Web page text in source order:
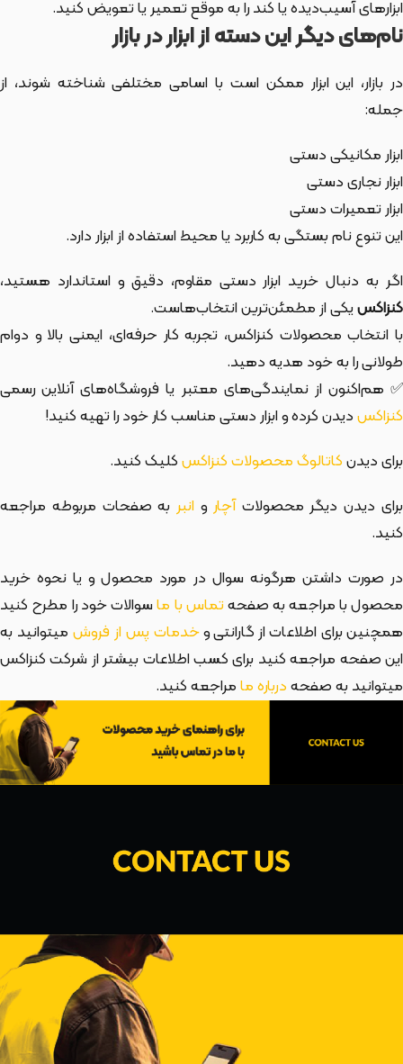
ابزارهای آسیب‌دیده یا کند را به موقع تعمیر یا تعویض کنید.
نام‌های دیگر این دسته از ابزار در بازار
در بازار، این ابزار ممکن است با اسامی مختلفی شناخته شوند، از
جمله:
ابزار مکانیکی دستی
ابزار نجاری دستی
ابزار تعمیرات دستی
این تنوع نام بستگی به کاربرد یا محیط استفاده از ابزار دارد.
اگر به دنبال خرید ابزار دستی مقاوم، دقیق و استاندارد هستید،
کنزاکسیکی از مطمئن‌ترین انتخاب‌هاست.
با انتخاب محصولات کنزاکس، تجربه کار حرفه‌ای، ایمنی بالا و دوام
طولانی را به خود هدیه دهید.
✅ هم‌اکنون از نمایندگی‌های معتبر یا فروشگاه‌های آنلاین رسمی
کنزاکسدیدن کرده و ابزار دستی مناسب کار خود را تهیه کنید!
برای دیدنکاتالوگ محصولات کنزاکسکلیک کنید.
برای دیدن دیگر محصولاتآچار و انبربه صفحات مربوطه مراجعه
کنید.
در صورت داشتن هرگونه سوال در مورد محصول و یا نحوه خرید
محصول با مراجعه به صفحهتماس با ماسوالات خود را مطرح کنید
همچنین برای اطلاعات از گارانتی وخدمات پس از فروش میتوانید به
این صفحه مراجعه کنید برای کسب اطلاعات بیشتر از شرکت کنزاکس
میتوانید به صفحهدرباره مامراجعه کنید.